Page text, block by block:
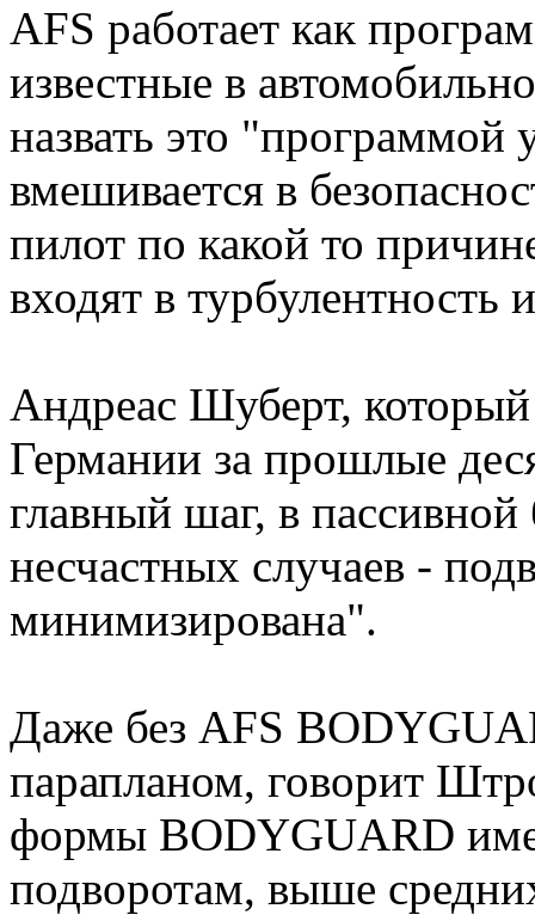
AFS работает как
известные в
назвать это "программой
вмешивается в
пилот по какой то
входят в турбулентность
Андреас Шуберт,
Германии за прошлые
главный шаг, в
несчастных случаев -
минимизирована".
Даже без AFS
парапланом, говорит
формы BODYGUARD
подворотам, выше